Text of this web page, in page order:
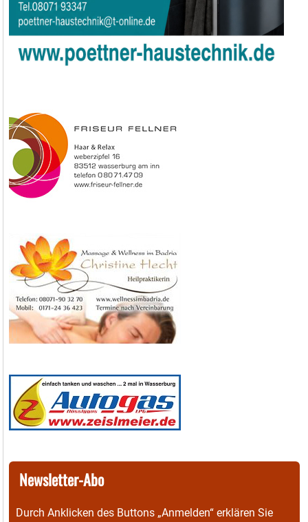
Newsletter-Abo
Durch Anklicken des Buttons „Anmelden“ erklären Sie